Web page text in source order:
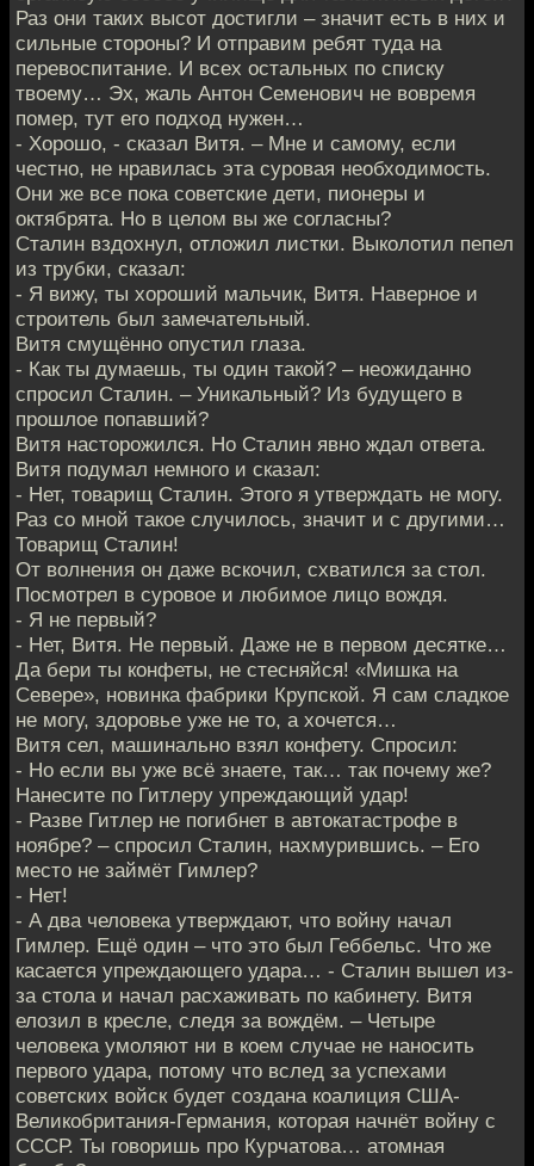
Раз они таких высот достигли – значит есть в них и
сильные стороны? И отправим ребят туда на
перевоспитание. И всех остальных по списку
твоему… Эх, жаль Антон Семенович не вовремя
помер, тут его подход нужен…
- Хорошо, - сказал Витя. – Мне и самому, если
честно, не нравилась эта суровая необходимость.
Они же все пока советские дети, пионеры и
октябрята. Но в целом вы же согласны?
Сталин вздохнул, отложил листки. Выколотил пепел
из трубки, сказал:
- Я вижу, ты хороший мальчик, Витя. Наверное и
строитель был замечательный.
Витя смущённо опустил глаза.
- Как ты думаешь, ты один такой? – неожиданно
спросил Сталин. – Уникальный? Из будущего в
прошлое попавший?
Витя насторожился. Но Сталин явно ждал ответа.
Витя подумал немного и сказал:
- Нет, товарищ Сталин. Этого я утверждать не могу.
Раз со мной такое случилось, значит и с другими…
Товарищ Сталин!
От волнения он даже вскочил, схватился за стол.
Посмотрел в суровое и любимое лицо вождя.
- Я не первый?
- Нет, Витя. Не первый. Даже не в первом десятке…
Да бери ты конфеты, не стесняйся! «Мишка на
Севере», новинка фабрики Крупской. Я сам сладкое
не могу, здоровье уже не то, а хочется…
Витя сел, машинально взял конфету. Спросил:
- Но если вы уже всё знаете, так… так почему же?
Нанесите по Гитлеру упреждающий удар!
- Разве Гитлер не погибнет в автокатастрофе в
ноябре? – спросил Сталин, нахмурившись. – Его
место не займёт Гимлер?
- Нет!
- А два человека утверждают, что войну начал
Гимлер. Ещё один – что это был Геббельс. Что же
касается упреждающего удара… - Сталин вышел из-
за стола и начал расхаживать по кабинету. Витя
елозил в кресле, следя за вождём. – Четыре
человека умоляют ни в коем случае не наносить
первого удара, потому что вслед за успехами
советских войск будет создана коалиция США-
Великобритания-Германия, которая начнёт войну с
СССР. Ты говоришь про Курчатова… атомная